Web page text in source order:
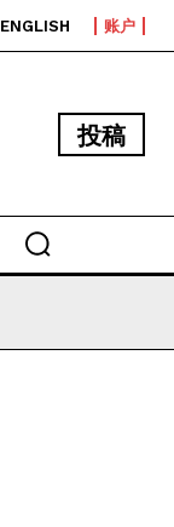
ENGLISH 账户
投稿